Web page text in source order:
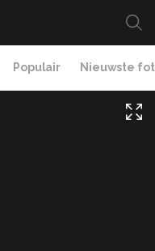
Populair Nieuwste